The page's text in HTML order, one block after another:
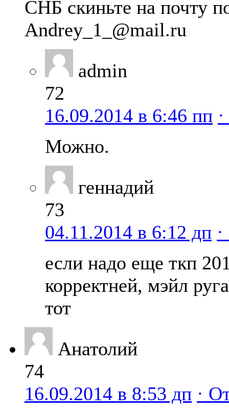
СНБ скиньте на почту
Аndrey_1_@mail.ru
admin
72
16.09.2014 в 6:46 пп
Можно.
геннадий
73
04.11.2014 в 6:12 дп
если надо еще ткп
корректней, мэйл
тот
Анатолий
74
16.09.2014 в 8:53 дп ·